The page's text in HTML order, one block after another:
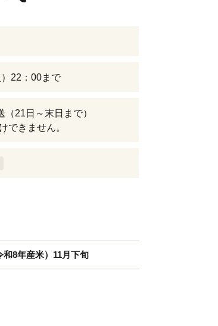
22：00まで
21日～末日まで）
できません。
8年産米）11月下旬